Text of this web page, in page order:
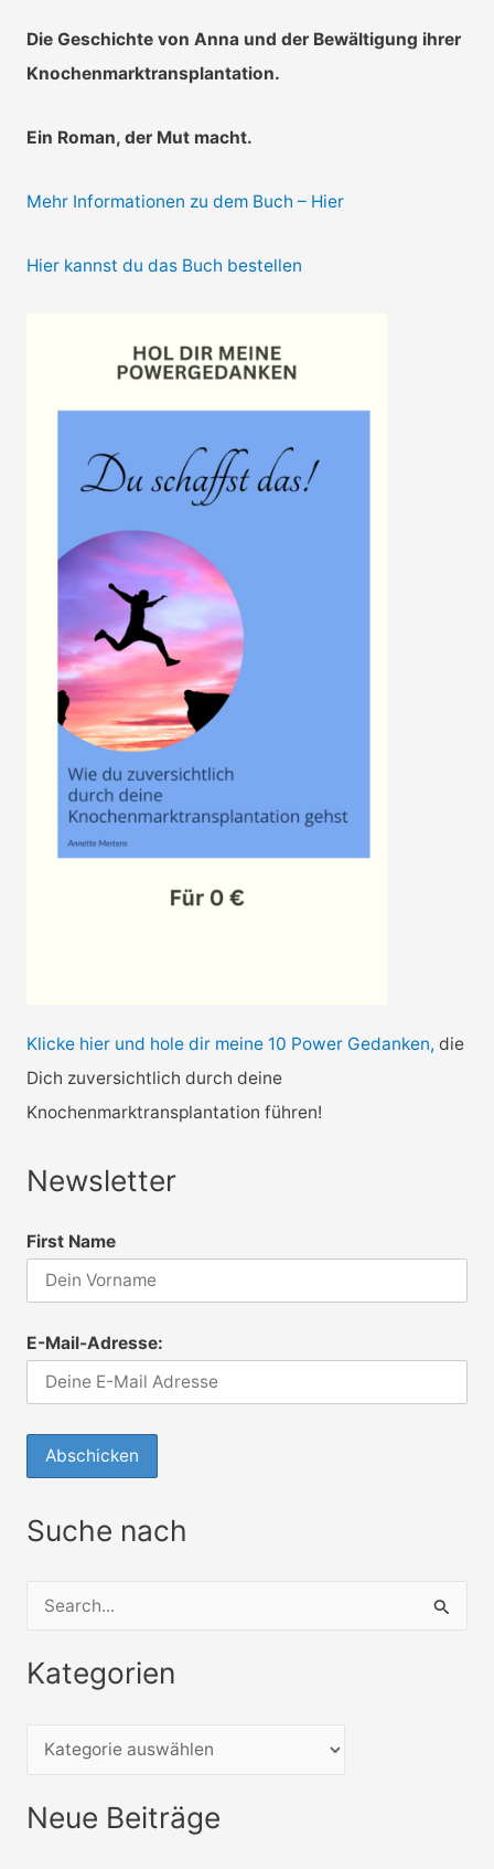
Die Geschichte von Anna und der Bewältigung ihrer
Knochenmarktransplantation.
Ein Roman, der Mut macht.
Mehr Informationen zu dem Buch – Hier
Hier kannst du das Buch bestellen
Klicke hier und hole dir meine 10 Power Gedanken, die
Dich zuversichtlich durch deine
Knochenmarktransplantation führen!
Newsletter
First Name
E-Mail-Adresse:
Suche nach
c
n
Kategorien
Neue Beiträge